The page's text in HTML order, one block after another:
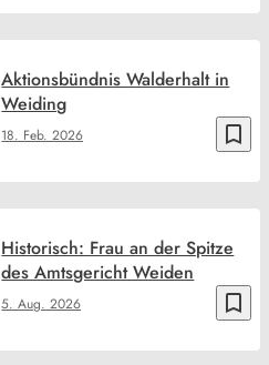
bookmark_border
18. Feb. 2026
Aktionsbündnis Walderhalt in
Weiding
bookmark_border
5. Aug. 2026
Historisch: Frau an der Spitze
des Amtsgericht Weiden